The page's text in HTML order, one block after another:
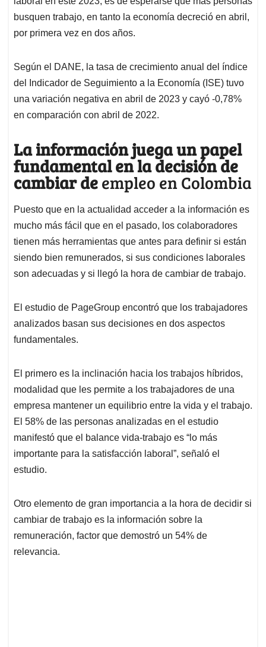
busquen trabajo, en tanto la economía decreció en abril,
por primera vez en dos años.
Según el DANE, la tasa de crecimiento anual del índice
del Indicador de Seguimiento a la Economía (ISE) tuvo
una variación negativa en abril de 2023 y cayó -0,78%
en comparación con abril de 2022.
La información juega un papel
fundamental en la decisión de
cambiar deempleo en Colombia
Puesto que en la actualidad acceder a la información es
mucho más fácil que en el pasado, los colaboradores
tienen más herramientas que antes para definir si están
siendo bien remunerados, si sus condiciones laborales
son adecuadas y si llegó la hora de cambiar de trabajo.
El estudio de PageGroup encontró que los trabajadores
analizados basan sus decisiones en dos aspectos
fundamentales.
El primero es la inclinación hacia los trabajos híbridos,
modalidad que les permite a los trabajadores de una
empresa mantener un equilibrio entre la vida y el trabajo.
El 58% de las personas analizadas en el estudio
manifestó que el balance vida-trabajo es “lo más
importante para la satisfacción laboral”, señaló el
estudio.
Otro elemento de gran importancia a la hora de decidir si
cambiar de trabajo es la información sobre la
remuneración, factor que demostró un 54% de
relevancia.